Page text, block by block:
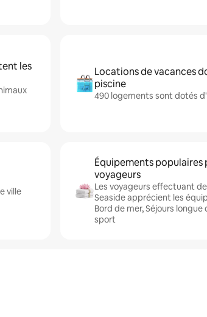
les
Locations de vacances
piscine
490 logements sont dotés
ville
Équipements populaires
voyageurs
Les voyageurs effectuant
Seaside apprécient les
Bord de mer, Séjours longue
sport